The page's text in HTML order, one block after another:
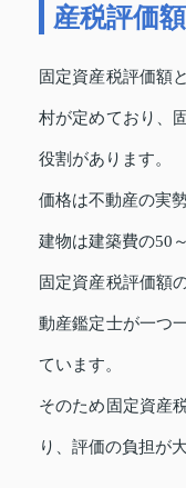
産税評価
固定資産税評価額
村が定めており、
役割があります。
価格は不動産の実
建物は建築費の50
固定資産税評価額
動産鑑定士が一つ
ています。
そのため固定資産
り、評価の負担が